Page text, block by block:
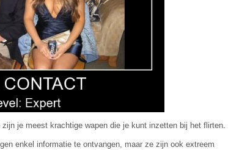
je meest krachtige wapen die je kunt inzetten bij het flirten.
enkel informatie te ontvangen, maar ze zijn ook extreem